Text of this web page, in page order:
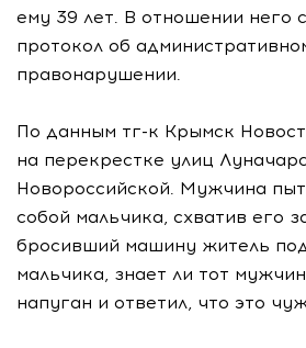
ему 39 лет. В отношении него
протокол об
правонарушении.
По данным тг-к Крымск
на перекрестке улиц
Новороссийской. Мужчина
собой мальчика, схватив его
бросивший машину житель
мальчика, знает ли тот
напуган и ответил, что это